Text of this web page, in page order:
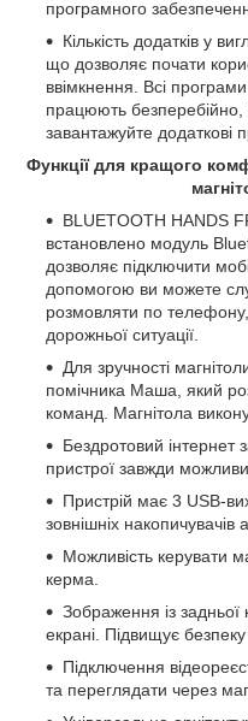
програмного
Кількість додатків у
що дозволяє почати
ввімкнення. Всі
працюють безперебійно,
завантажуйте додаткові
Функції для кращого
BLUETOOTH HANDS
встановлено модуль
дозволяє підключити
допомогою ви можете
розмовляти по телефону,
дорожньої ситуації.
Для зручності
помічника Маша, який
команд. Магнітола
Бездротовий інтернет
пристрої завжди
Пристрій має 3 USB-
зовнішніх накопичувачів
Можливість керувати
керма.
Зображення із
екрані. Підвищує
Підключення
та переглядати через